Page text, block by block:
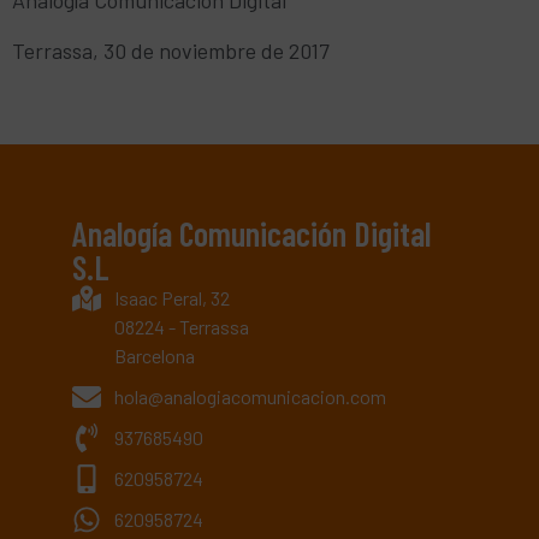
Terrassa, 30 de noviembre de 2017
Analogía Comunicación Digital
S.L
Isaac Peral, 32
08224 - Terrassa
Barcelona
hola@analogiacomunicacion.com
937685490
620958724
620958724